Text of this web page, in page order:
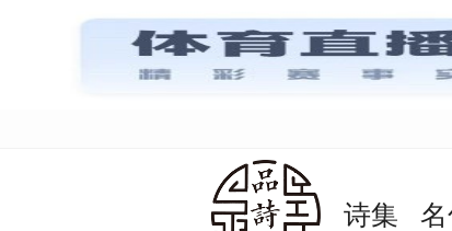
诗集